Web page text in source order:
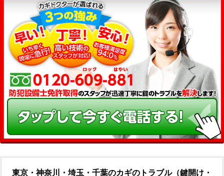
東京・神奈川・埼玉・千葉のカギのトラブル（鍵開け・